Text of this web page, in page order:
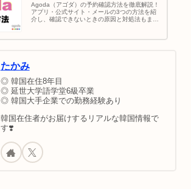
Agoda（アゴダ）の予約確認方法を徹底解説！
アプリ・公式サイト・メールの3つの方法を紹
介し、確認できないときの原因と対処法もまと
しています。国内・海外旅行する前にしっかり
たかみ
◎ 韓国在住8年目
◎ 延世大学語学堂6級卒業
◎ 韓国大手企業での勤務経験あり
韓国在住者がお届けするリアルな韓国情報で
す❣️